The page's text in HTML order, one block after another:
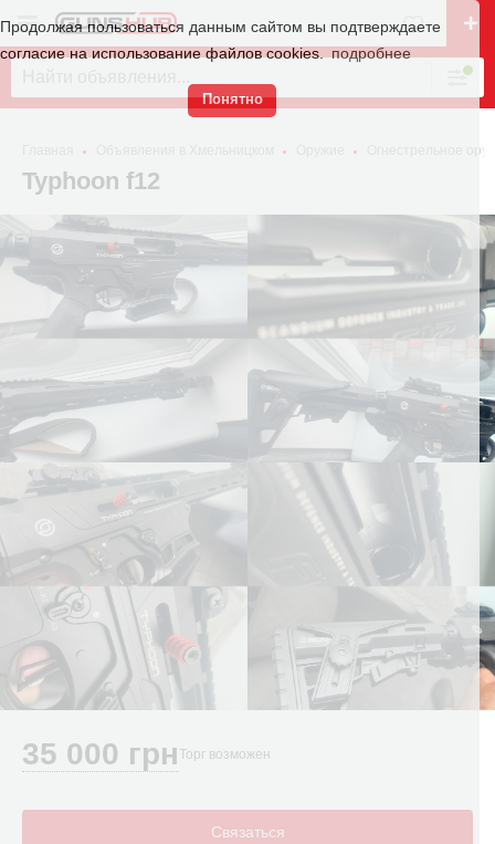
Продолжая пользоваться данным сайтом вы подтверждаете
согласие на использование файлов cookies.
подробнее
Понятно
Огнестрельное
Typhoon f12
35 000 грнТорг возможен
Связаться